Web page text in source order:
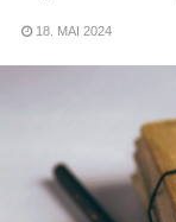
18. MAI 2024